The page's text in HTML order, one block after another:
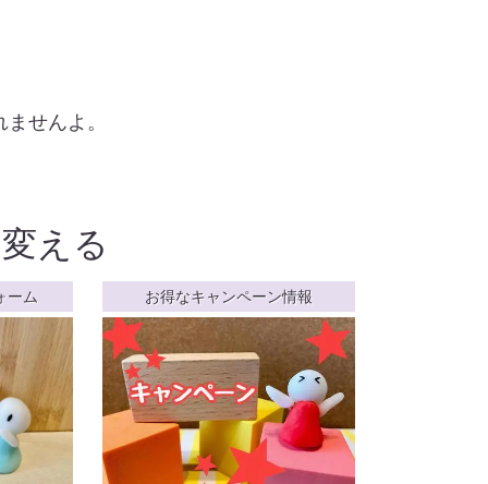
せんよ。
える
ーム お得なキャンペーン情報